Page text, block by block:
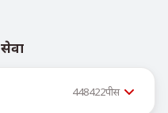
448422पीस